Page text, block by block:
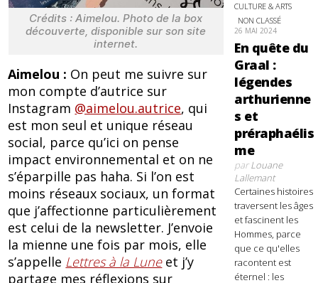
Crédits : Aimelou. Photo de la box
découverte, disponible sur son site
internet.
Aimelou : On peut me suivre sur
mon compte d’autrice sur
Instagram @aimelou.autrice, qui
est mon seul et unique réseau
social, parce qu’ici on pense
impact environnemental et on ne
s’éparpille pas haha. Si l’on est
moins réseaux sociaux, un format
que j’affectionne particulièrement
est celui de la newsletter. J’envoie
la mienne une fois par mois, elle
s’appelle Lettres à la Luneet j’y
partage mes réflexions sur
CULTURE & ARTS
NON CLASSÉ
26 MAI 2024
En quête du
Graal :
légendes
arthurienne
s et
préraphaélis
me
parLouane
Lallemant
Certaines histoires
traversent les âges
et fascinent les
Hommes, parce
que ce qu'elles
racontent est
éternel : les